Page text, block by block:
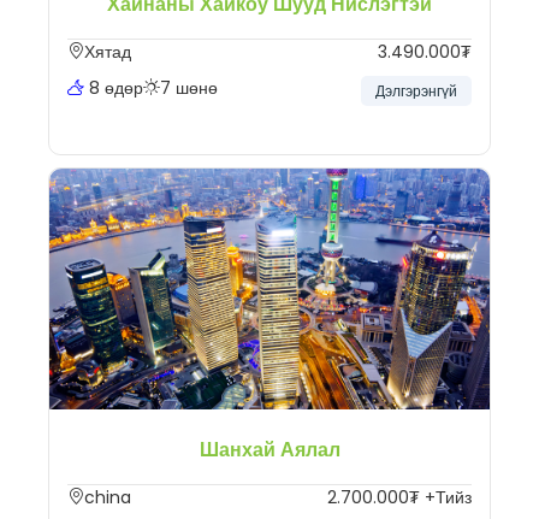
Хятад
8 өдөр
7 шөнө
3.490.000₮
Дэлгэрэнгүй
Шанхай Аялал
china
2.700.000₮ +Тийз